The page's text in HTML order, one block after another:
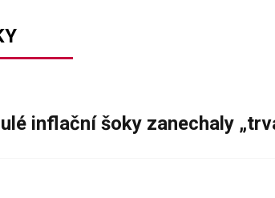
inflační šoky zanechaly